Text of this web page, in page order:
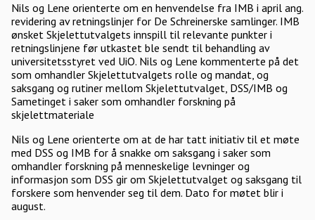
Nils og Lene orienterte om en henvendelse fra IMB i april ang.
revidering av retningslinjer for De Schreinerske samlinger. IMB
ønsket Skjelettutvalgets innspill til relevante punkter i
retningslinjene før utkastet ble sendt til behandling av
universitetsstyret ved UiO. Nils og Lene kommenterte på det
som omhandler Skjelettutvalgets rolle og mandat, og
saksgang og rutiner mellom Skjelettutvalget, DSS/IMB og
Sametinget i saker som omhandler forskning på
skjelettmateriale
Nils og Lene orienterte om at de har tatt initiativ til et møte
med DSS og IMB for å snakke om saksgang i saker som
omhandler forskning på menneskelige levninger og
informasjon som DSS gir om Skjelettutvalget og saksgang til
forskere som henvender seg til dem. Dato for møtet blir i
august.